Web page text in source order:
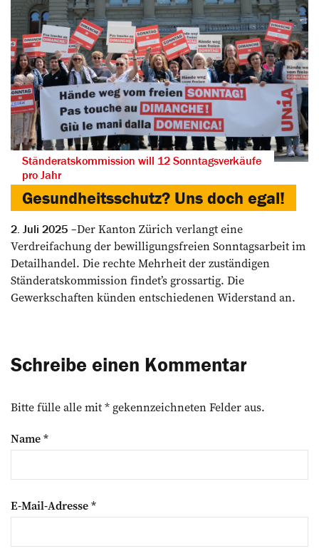
Ständeratskommission will 12 Sonntagsverkäufe
pro Jahr
Gesundheitsschutz? Uns doch egal!
2. Juli 2025
Der Kanton Zürich verlangt eine
Verdreifachung der bewilligungsfreien Sonntagsarbeit im
Detailhandel. Die rechte Mehrheit der zuständigen
Ständeratskommission findet’s grossartig. Die
Gewerkschaften künden entschiedenen Widerstand an.
Schreibe einen Kommentar
Bitte fülle alle mit * gekennzeichneten Felder aus.
Name*
E-Mail-Adresse*